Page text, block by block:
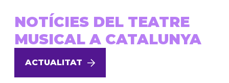
NOTÍCIES DEL TEATRE
MUSICAL A CATALUNYA
ACTUALITAT